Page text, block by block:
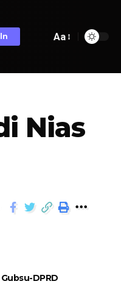
Aa
Nias
DPRD